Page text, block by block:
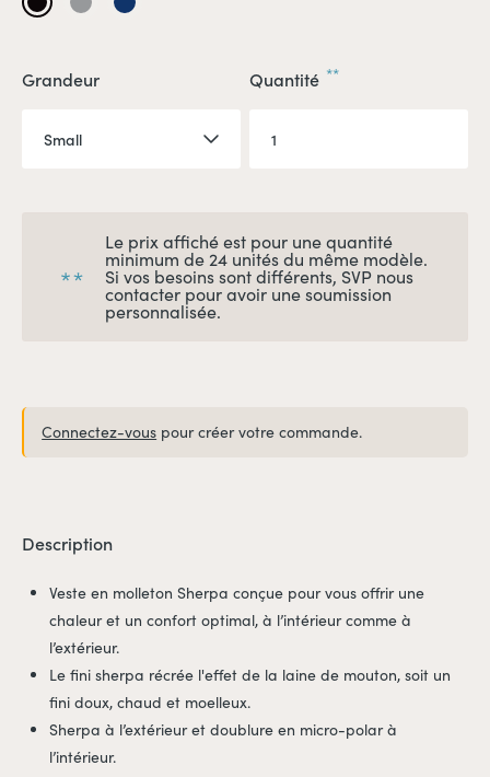
marin
Grandeur Quantité **
Le prix affiché est pour une quantité
minimum de 24 unités du même modèle.
Si vos besoins sont différents, SVP nous
contacter pour avoir une soumission
personnalisée.
Connectez-vous pour créer votre commande.
Description
Veste en molleton Sherpa conçue pour vous offrir une
chaleur et un confort optimal, à l’intérieur comme à
l’extérieur.
Le fini sherpa récrée l'effet de la laine de mouton, soit un
fini doux, chaud et moelleux.
Sherpa à l’extérieur et doublure en micro-polar à
l’intérieur.